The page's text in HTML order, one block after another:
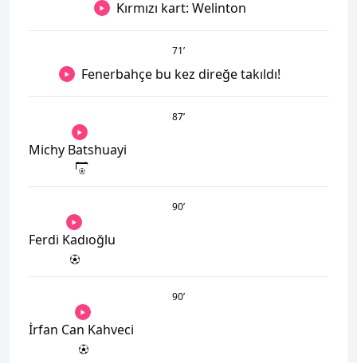
Kırmızı kart: Welinton
71’
Fenerbahçe bu kez direğe takıldı!
87’
Michy Batshuayi
90’
Ferdi Kadıoğlu
90’
İrfan Can Kahveci